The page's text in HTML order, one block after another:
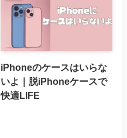
iPhoneのケースはいらな
いよ｜脱iPhoneケースで
快適LIFE